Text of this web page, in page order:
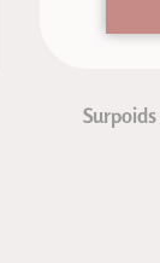
Surpoids et